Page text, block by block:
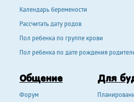
Календарь беремености
Рассчитать дату родов
Пол ребенка по группе крови
Пол ребенка по дате рождения
Общение
Форум
Для